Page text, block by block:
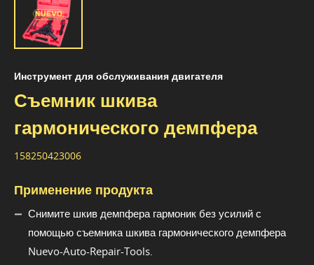
Инструмент для обслуживания двигателя
Съемник шкива
гармонического демпфера
158250423006
Применение продукта
Снимите шкив демпфера гармоник без усилий с
помощью съемника шкива гармонического демпфера
Nuevo-Auto-Repair-Tools.